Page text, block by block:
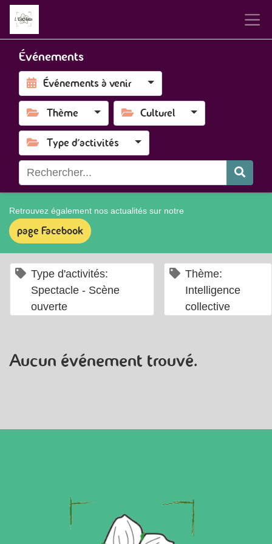
Événements
Événements à venir
Thème Culturel
Type d'activités
Retrouvez également nos actualités sur notre
page Facebook
Type d'activités:
Spectacle - Scène
ouverte
Thème:
Intelligence
collective
Aucun événement trouvé.